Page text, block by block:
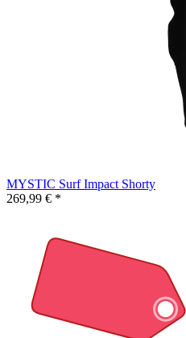
MYSTIC Surf Impact Shorty
269,99 € *